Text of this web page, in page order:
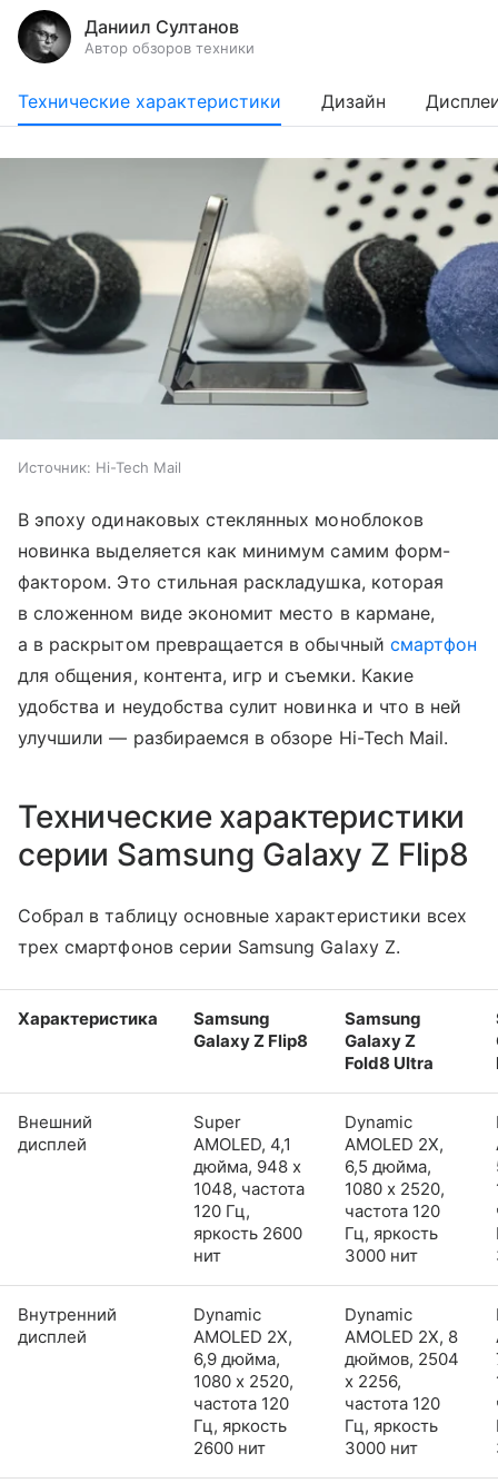
Даниил Султанов
Автор обзоров техники
Технические характеристики Дизайн
Источник: Hi-Tech Mail
В эпоху одинаковых стеклянных моноблоков
новинка выделяется как минимум самим форм-
фактором. Это стильная раскладушка, которая
в сложенном виде экономит место в кармане,
а в раскрытом превращается в обычный смартфон
для общения, контента, игр и съемки. Какие
удобства и неудобства сулит новинка и что в ней
улучшили — разбираемся в обзоре Hi-Tech Mail.
Технические характеристики
серии Samsung Galaxy Z Flip8
Собрал в таблицу основные характеристики всех
трех смартфонов серии Samsung Galaxy Z.
Характеристика
Samsung
Galaxy Z Flip8
Samsung
Galaxy Z
Fold8 Ultra
Внешний
дисплей
Super
AMOLED, 4,1
дюйма, 948 x
1048, частота
120 Гц,
яркость 2600
нит
Dynamic
AMOLED 2X,
6,5 дюйма,
1080 x 2520,
частота 120
Гц, яркость
3000 нит
Внутренний
дисплей
Dynamic
AMOLED 2X,
6,9 дюйма,
1080 x 2520,
частота 120
Гц, яркость
2600 нит
Dynamic
AMOLED 2X, 8
дюймов, 2504
x 2256,
частота 120
Гц, яркость
3000 нит